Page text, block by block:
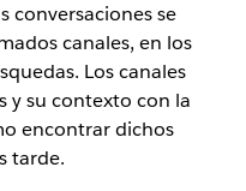
conversaciones se
canales, en los
Los canales
y su contexto con la
encontrar dichos
tarde.